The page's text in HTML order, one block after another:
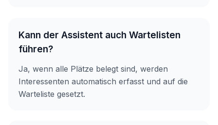
Kann der Assistent auch Wartelisten
führen?
Ja, wenn alle Plätze belegt sind, werden
Interessenten automatisch erfasst und auf die
Warteliste gesetzt.